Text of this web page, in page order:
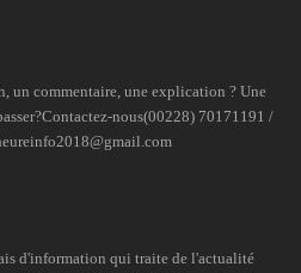
un commentaire, une explication ? Une
nous(00228) 70171191 /
d'information qui traite de l'actualité